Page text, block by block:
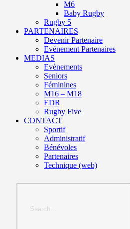
M6
Baby Rugby
Rugby 5
PARTENAIRES
Devenir Partenaire
Evénement Partenaires
MEDIAS
Evènements
Seniors
Féminines
M16 – M18
EDR
Rugby Five
CONTACT
Sportif
Administratif
Bénévoles
Partenaires
Technique (web)